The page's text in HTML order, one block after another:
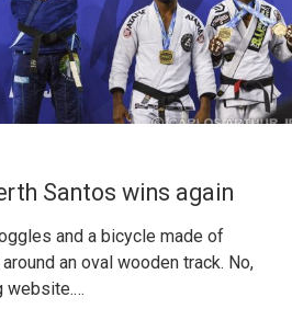
Santos wins again
and a bicycle made of
an oval wooden track. No,
website.…